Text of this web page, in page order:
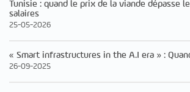
Tunisie : quand le prix de la viande dépasse
salaires
25-05-2026
« Smart infrastructures in the A.I era » :
26-09-2025